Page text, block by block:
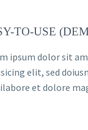
TO-USE
ipsum dolor sit
elit, sed
et dolore